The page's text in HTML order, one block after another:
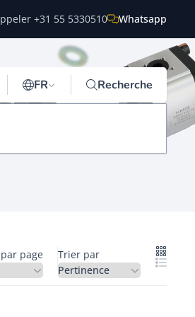
+31 55 5330510 Whatsapp
FR Recherche
page Trier par